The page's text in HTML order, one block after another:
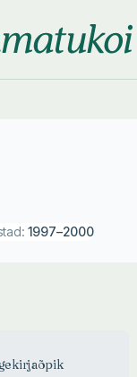
1997–2000